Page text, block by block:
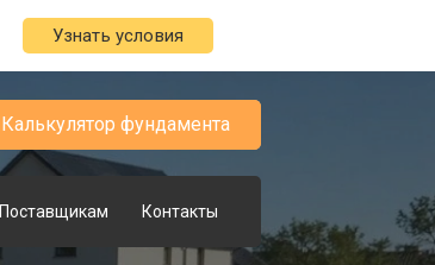
Узнать условия
Калькулятор фундамента
Поставщикам Контакты